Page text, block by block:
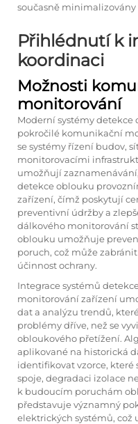
současně minimalizovány
Přihlédnutí k
koordinaci
Možnosti
monitorování
Moderní systémy
pokročilé komunikační
se systémy řízení budov,
monitorovacími
umožňují
detekce oblouku
zařízení, čímž poskytují
preventivní údržby a
dálkového monitorování
oblouku umožňuje
poruch, což může
účinnost ochrany.
Integrace systémů
monitorování zařízení
dat a analýzu trendů,
problémy dříve, než se
obloukového přetížení.
aplikované na historická
identifikovat vzorce,
spoje, degradaci izolace
k budoucím poruchám
představuje významný
elektrických systémů,